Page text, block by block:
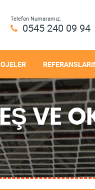
Telefon Numaramız:
0545 240 09 94